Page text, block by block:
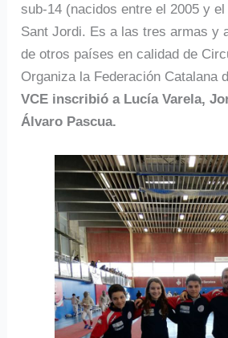
sub-14 (nacidos entre el 2005 y
Sant Jordi. Es a las tres armas y
de otros países en calidad de
Organiza la Federación Catalana
VCE inscribió a Lucía Varela,
Álvaro Pascua.